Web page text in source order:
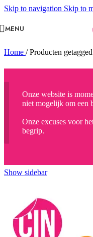
Skip to navigation Skip to
MENU
Home / Producten
Onze website is
niet mogelijk om een
Onze excuses voor
begrip.
Show sidebar